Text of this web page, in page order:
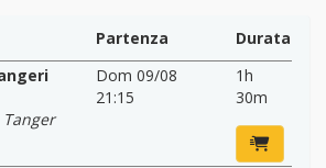
Partenza
Durata
Tanger
Dom 09/08
21:15
1h
30m